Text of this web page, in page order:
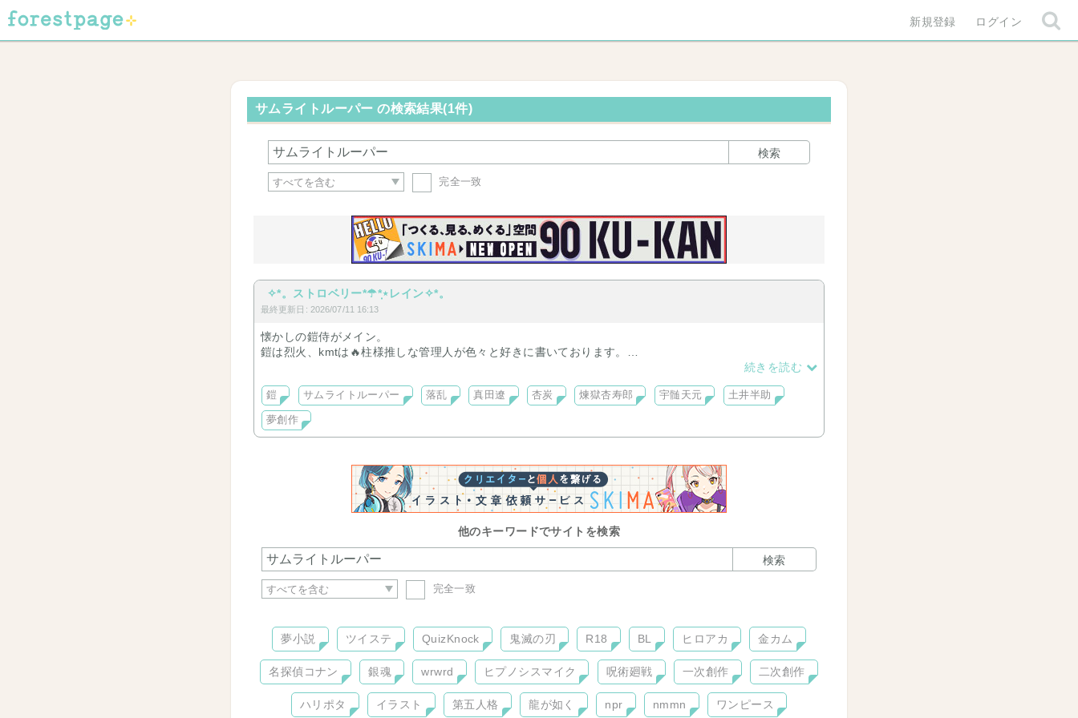
新規登録 ログイン
サムライトルーパー の検索結果(1件)
検索
完全一致
✧︎*。ストロベリー*☂*̣̩⋆レイン✧︎*。
最終更新日: 2026/07/11 16:13
懐かしの鎧侍がメイン。
鎧は烈火、kmtは🔥柱様推しな管理人が色々と好きに書いております。
☘ ̖́7/11☘鎧短編 ̖́-
を更新しました！
続きを読む
鎧 サムライトルーパー 落乱 真田遼 杏炭 煉獄杏寿郎 宇髄天元 土井半助
夢創作
他のキーワードでサイトを検索
検索
完全一致
夢小説 ツイステ QuizKnock 鬼滅の刃 R18 BL ヒロアカ 金カム
名探偵コナン 銀魂 wrwrd ヒプノシスマイク 呪術廻戦 一次創作 二次創作
ハリポタ イラスト 第五人格 龍が如く npr nmmn ワンピース